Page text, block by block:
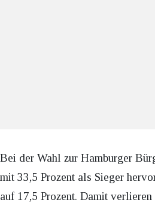
Bei der Wahl zur Hamburger
mit 33,5 Prozent als Sieger
auf 17,5 Prozent. Damit